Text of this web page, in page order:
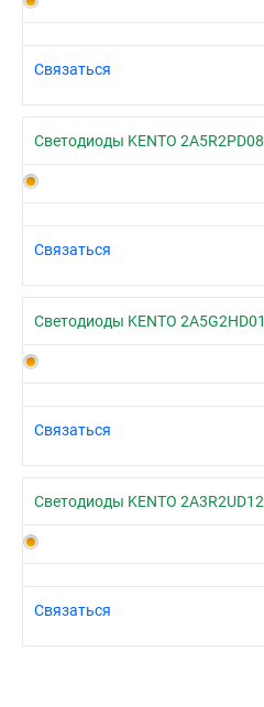
Связаться
Светодиоды KENTO 2A5R2PD08
Связаться
Светодиоды KENTO 2A5G2HD01
Связаться
Светодиоды KENTO 2A3R2UD12
Связаться